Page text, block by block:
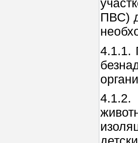
ПВС)
4.1.1.
4.1.2.